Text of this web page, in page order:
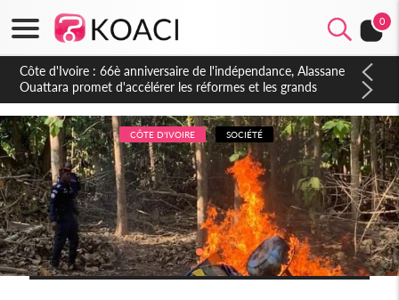
0
Côte d'Ivoire : À Abidjan, Amadou Oury Bah admire le modèle
ivoirien et veut s'en inspirer pour accélérer le développement
de la Guinée
CÔTE D'IVOIRE SOCIÉTÉ